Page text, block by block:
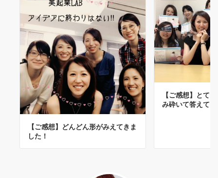
【ご感想】どんどん形がみえてきま
した！
【ご感想】とて
み砕いて答えて